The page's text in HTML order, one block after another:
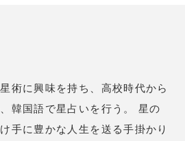
術に興味を持ち、高校時代から
韓国語で星占いを行う。 星の
手に豊かな人生を送る手掛かり